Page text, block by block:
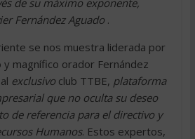
de su máximo exponente,
Fernández Aguado .
se nos muestra liderada por
magnífico orador Fernández
exclusivo club TTBE, plataforma
que no oculta su deseo
de referencia para el directivo y
Humanos. Estos expertos,